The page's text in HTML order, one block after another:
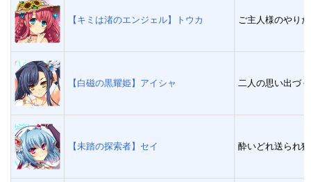
【キミは渚のエンジェル】トウカ ご主人様のやり
【白磁の黒耀姫】アイシャ 二人の思い出づ
【未踏の探索者】セイ 酔いどれ送られ狼